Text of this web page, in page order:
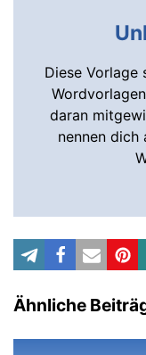
Diese Vorlage
daran
nennen dich
Ähnliche